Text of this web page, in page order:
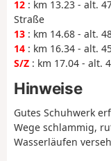
12 : km 13.23 - alt.
Straße
13 : km 14.68 - alt.
14 : km 16.34 - alt.
S/Z : km 17.04 - alt.
Hinweise
Gutes Schuhwerk
Wege schlammig,
Wasserläufen